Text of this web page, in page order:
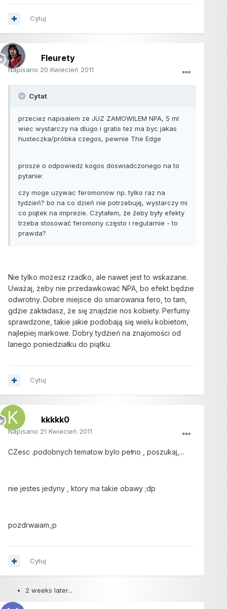
Cytuj
Fleurety
Napisano 20 Kwiecień 2011
Cytat
przeciez napisalem ze JUZ ZAMOWILEM NPA, 5 ml
wiec wystarczy na dlugo i gratis tez ma byc jakas
husteczka/próbka czegos, pewnie The Edge
prosze o odpowiedz kogos doswiadczonego na to
pytanie:
czy moge uzywac feromonow np. tylko raz na
tydzień? bo na co dzień nie potrzebuję, wystarczy mi
co piątek na imprezie. Czytałem, że żeby były efekty
trzeba stosować feromony często i regularnie - to
prawda?
Nie tylko możesz rzadko, ale nawet jest to wskazane.
Uważaj, żeby nie przedawkować NPA, bo efekt będzie
odwrotny. Dobre miejsce do smarowania fero, to tam,
gdzie zakładasz, że się znajdzie nos kobiety. Perfumy
sprawdzone, takie jakie podobają się wielu kobietom,
najlepiej markowe. Dobry tydzień na znajomości od
lanego poniedziałku do piątku.
Cytuj
kkkkk0
Napisano 21 Kwiecień 2011
CZesc .podobnych tematow bylo pełno , poszukaj,...
nie jestes jedyny , ktory ma takie obawy ;dp
pozdrwaiam.;p
Cytuj
2 weeks later...